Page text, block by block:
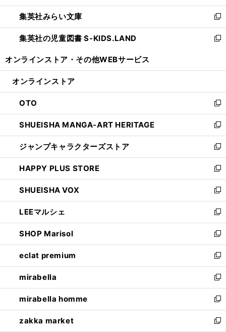
開
く
ウ
で
開
く
ン
ド
ウ
で
ウ
ィ
ン
ド
開
集英社みらい文庫
新
し
い
ン
ウ
で
開
く
集英社の児童図書 S-KIDS.LAND
新
ウ
ン
ド
ウ
で
開
く
オンラインストア・ その他WEBサービス
オンラインストア
OTO
新
し
い
ウ
ィ
ン
ド
ウ
で
開
く
SHUEISHA MANGA-ART HERITAGE
新
し
い
ウ
ィ
ン
ド
ウ
で
開
く
ジャンプキャラクターズストア
新
し
い
ウ
ィ
ン
ド
ウ
で
開
く
HAPPY PLUS STORE
新
し
い
ウ
ィ
ン
ド
ウ
で
開
く
SHUEISHA VOX
新
し
い
ウ
ィ
ン
ド
ウ
で
開
く
LEEマルシェ
新
し
い
ウ
ィ
ン
ド
ウ
で
開
く
SHOP Marisol
新
し
い
ウ
ィ
ン
ド
ウ
で
eclat premium
新
し
い
ウ
ィ
ン
ド
mirabella
新
し
い
ウ
ィ
mirabella homme
新
し
い
zakka market
新